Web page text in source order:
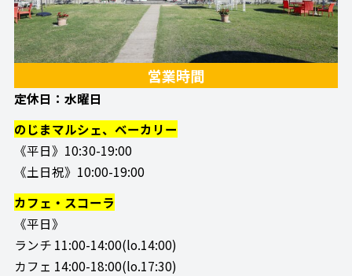
営業時間
定休日：水曜日
のじまマルシェ、ベーカリー
《平日》10:30-19:00
《土日祝》10:00-19:00
カフェ・スコーラ
《平日》
ランチ 11:00-14:00(lo.14:00)
カフェ 14:00-18:00(lo.17:30)